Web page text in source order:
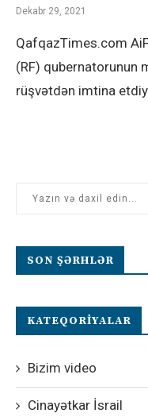
Dekabr 29, 2021
QafqazTimes.com
(RF) qubernatorunun
rüşvətdən imtina
SON ŞƏRHLƏR
KATEQORIYALAR
Bizim video
Cinayətkar İsrail